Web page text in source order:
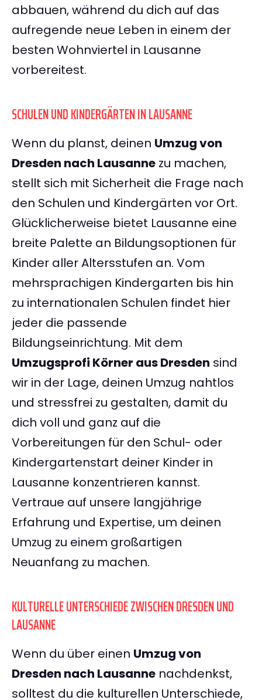
abbauen, während du dich auf das
aufregende neue Leben in einem der
besten Wohnviertel in Lausanne
vorbereitest.
SCHULEN UND KINDERGÄRTEN IN LAUSANNE
Wenn du planst, deinen Umzug von
Dresden nach Lausanne zu machen,
stellt sich mit Sicherheit die Frage nach
den Schulen und Kindergärten vor Ort.
Glücklicherweise bietet Lausanne eine
breite Palette an Bildungsoptionen für
Kinder aller Altersstufen an. Vom
mehrsprachigen Kindergarten bis hin
zu internationalen Schulen findet hier
jeder die passende
Bildungseinrichtung. Mit dem
Umzugsprofi Körner aus Dresden sind
wir in der Lage, deinen Umzug nahtlos
und stressfrei zu gestalten, damit du
dich voll und ganz auf die
Vorbereitungen für den Schul- oder
Kindergartenstart deiner Kinder in
Lausanne konzentrieren kannst.
Vertraue auf unsere langjährige
Erfahrung und Expertise, um deinen
Umzug zu einem großartigen
Neuanfang zu machen.
KULTURELLE UNTERSCHIEDE ZWISCHEN DRESDEN UND
LAUSANNE
Wenn du über einen Umzug von
Dresden nach Lausanne nachdenkst,
solltest du die kulturellen Unterschiede,